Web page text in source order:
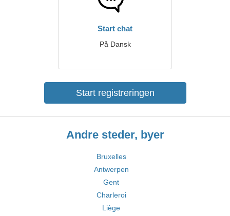
Start chat
På Dansk
Start registreringen
Andre steder, byer
Bruxelles
Antwerpen
Gent
Charleroi
Liège